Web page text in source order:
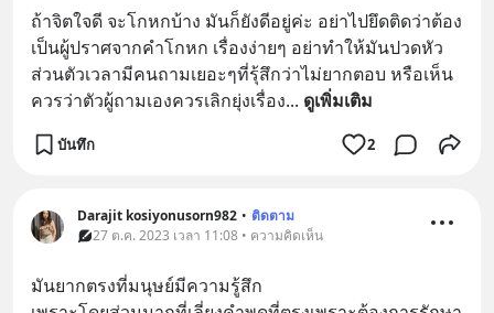
ถ้าจิตใจดี จะโกหกบ้าง มันก็ยังดีอยู่ค่ะ อย่าไปยึดติดว่าต้อง
เป็นผู้ปราศจากคำโกหก เรื่องง่ายๆ อย่าทำให้มันปวดหัว
ส่วนตัวเวลามีคนถามเยอะๆที่รุ้สึกว่าไม่ยากตอบ หรือเห็น
ควรว่าตัวผู้ถามเองควรเลิกยุ่งเรื่อง... ดูเพิ่มเติม
บันทึก 2
Darajit kosiyonusorn982 • ติดตาม
27 ต.ค. 2023 เวลา 11:08 • ความคิดเห็น
มันยากตรงที่มนุษย์มีความรู้สึก